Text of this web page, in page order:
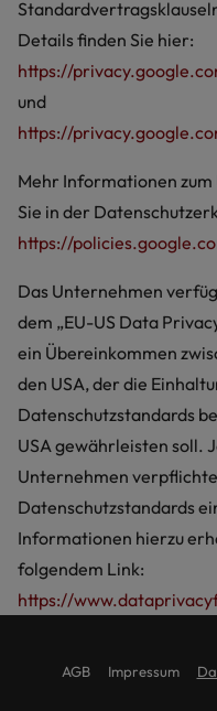
Details finden Sie hier:
https://
und
https://
Mehr Informationen
Sie in der
https://
Das Unternehmen
dem „EU-US Data
ein Übereinkommen
den USA, der die
Datenschutzstandards
USA gewährleisten soll.
Unternehmen
Datenschutzstandards
Informationen hierzu
folgendem Link:
https://
AGB Impressum